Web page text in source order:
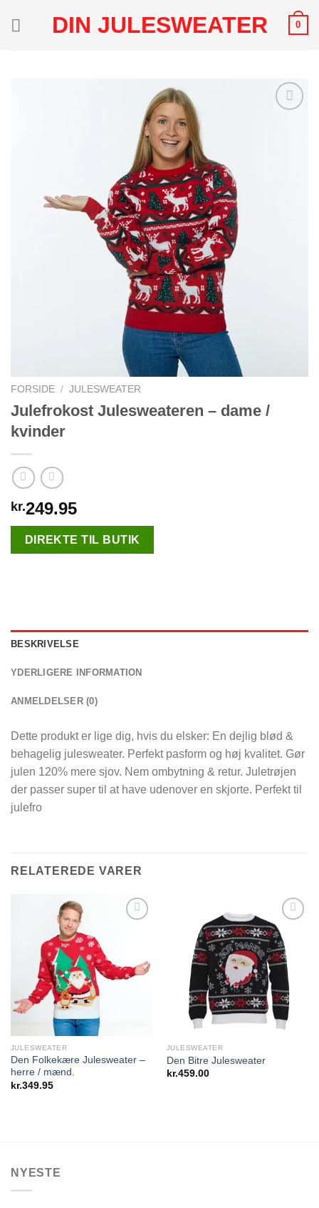
DIN JULESWEATER 0
FORSIDE / JULESWEATER
Julefrokost Julesweateren – dame /
kvinder
kr.249.95
DIREKTE TIL BUTIK
BESKRIVELSE
YDERLIGERE INFORMATION
ANMELDELSER (0)
Dette produkt er lige dig, hvis du elsker: En dejlig blød &
behagelig julesweater. Perfekt pasform og høj kvalitet. Gør
julen 120% mere sjov. Nem ombytning & retur. Juletrøjen
der passer super til at have udenover en skjorte. Perfekt til
julefro
RELATEREDE VARER
Wishlist
JULESWEATER
Den Folkekære Julesweater –
herre / mænd.
kr.349.95
Add to
Wishlist
JULESWEATER
Den Bitre Julesweater
kr.459.00
NYESTE